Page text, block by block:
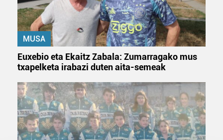
MUSA
Euxebio eta Ekaitz Zabala: Zumarragako mus
txapelketa irabazi duten aita-semeak